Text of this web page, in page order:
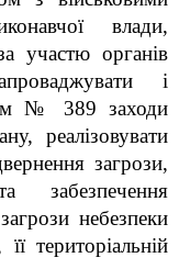
влади,
участю органів
і
№ 389 заходи
реалізовувати
загрози,
забезпечення
небезпеки
територіальній